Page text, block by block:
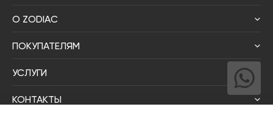
О ZODIAC
ПОКУПАТЕЛЯМ
УСЛУГИ
КОНТАКТЫ